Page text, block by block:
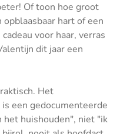
Of toon hoe groot
hart of een
voor haar, verras
dit jaar een
Het
een gedocumenteerde
het huishouden", niet "ik